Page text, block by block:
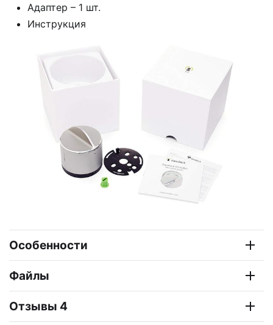
Адаптер – 1 шт.
Инструкция
Особенности
Файлы
Отзывы 4